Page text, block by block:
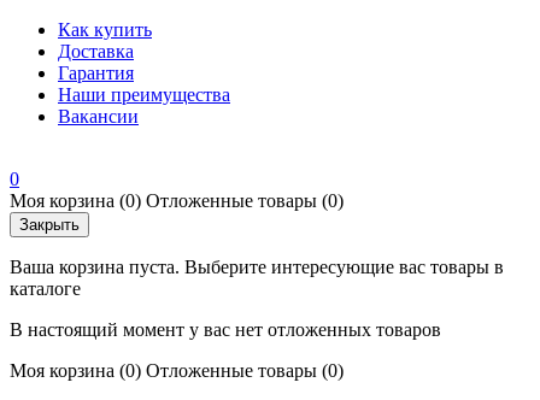
Как купить
Доставка
Гарантия
Наши преимущества
Вакансии
0
Моя корзина (0) Отложенные товары (0)
Закрыть
Ваша корзина пуста. Выберите интересующие вас товары в
каталоге
В настоящий момент у вас нет отложенных товаров
Моя корзина (0) Отложенные товары (0)